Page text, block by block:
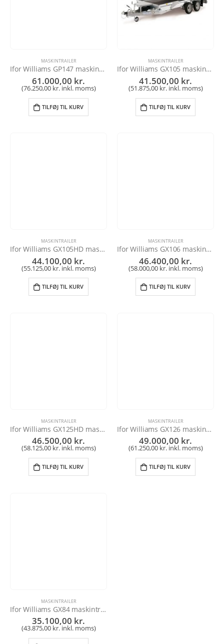
MASKINTRAILER
Ifor Williams GP147 maskintrailer
61.000,00 kr.
(76.250,00 kr.inkl. moms)
TILFØJ TIL KURV
MASKINTRAILER
Ifor Williams GX105 maskintrailer
41.500,00 kr.
(51.875,00 kr.inkl. moms)
TILFØJ TIL KURV
MASKINTRAILER
Ifor Williams GX105HD maskintrailer
44.100,00 kr.
(55.125,00 kr.inkl. moms)
TILFØJ TIL KURV
MASKINTRAILER
Ifor Williams GX106 maskintrailer
46.400,00 kr.
(58.000,00 kr.inkl. moms)
TILFØJ TIL KURV
MASKINTRAILER
Ifor Williams GX125HD maskintrailer
46.500,00 kr.
(58.125,00 kr.inkl. moms)
TILFØJ TIL KURV
MASKINTRAILER
Ifor Williams GX126 maskintrailer
49.000,00 kr.
(61.250,00 kr.inkl. moms)
TILFØJ TIL KURV
MASKINTRAILER
Ifor Williams GX84 maskintrailer
35.100,00 kr.
(43.875,00 kr.inkl. moms)